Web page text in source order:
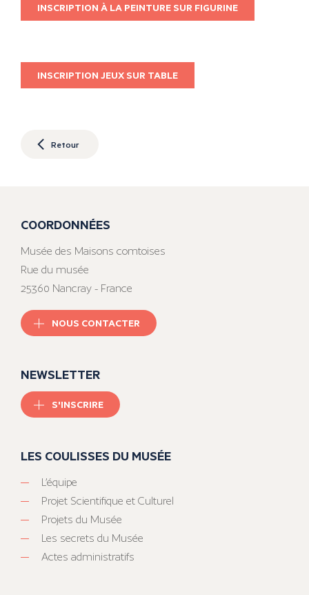
INSCRIPTION À LA PEINTURE SUR FIGURINE
INSCRIPTION JEUX SUR TABLE
Retour
COORDONNÉES
Musée des Maisons comtoises
Rue du musée
25360 Nancray - France
NOUS CONTACTER
NEWSLETTER
S'INSCRIRE
LES COULISSES DU MUSÉE
L’équipe
Projet Scientifique et Culturel
Projets du Musée
Les secrets du Musée
Actes administratifs